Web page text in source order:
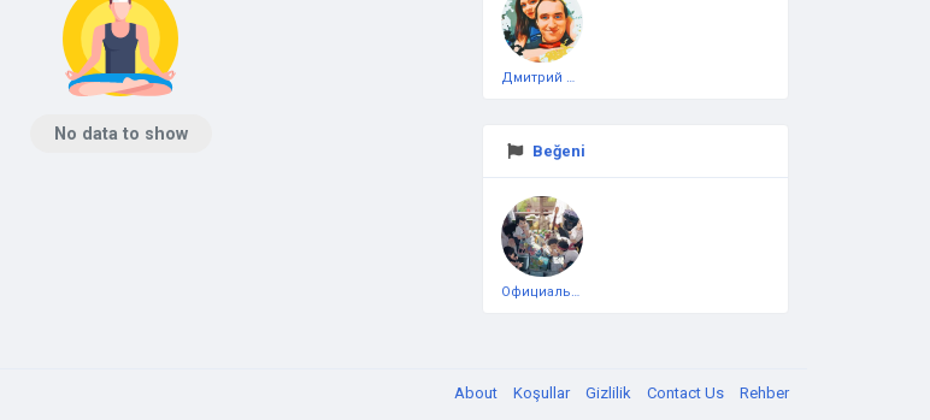
Дмитрий Чеботарёв
Beğeni
Официальная тестовая страница
No data to show
About Koşullar Gizlilik Contact Us Rehber